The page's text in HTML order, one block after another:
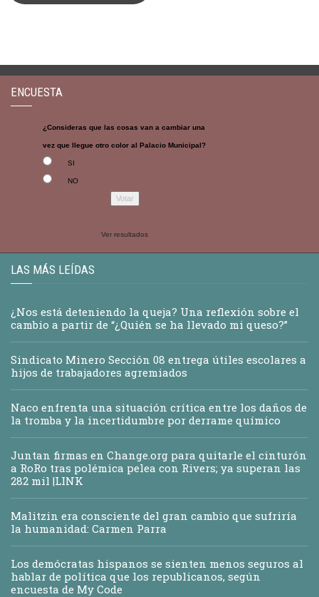
ENCUESTA
¿Consideras que las cosas van a cambiar una
vez que llegue otro color al Palacio Municipal?
SI
NO
Ver resultados
LAS MÁS LEÍDAS
¿Nos está deteniendo la queja? Una reflexión sobre el
cambio a partir de “¿Quién se ha llevado mi queso?”
Sindicato Minero Sección 08 entrega útiles escolares a
hijos de trabajadores agremiados
Naco enfrenta una situación crítica entre los daños de
la tromba y la incertidumbre por derrame químico
Juntan firmas en Change.org para quitarle el cinturón
a RoRo tras polémica pelea con Rivers; ya superan las
282 mil |LINK
Malitzin era consciente del gran cambio que sufriría
la humanidad: Carmen Parra
Los demócratas hispanos se sienten menos seguros al
hablar de política que los republicanos, según
encuesta de My Code